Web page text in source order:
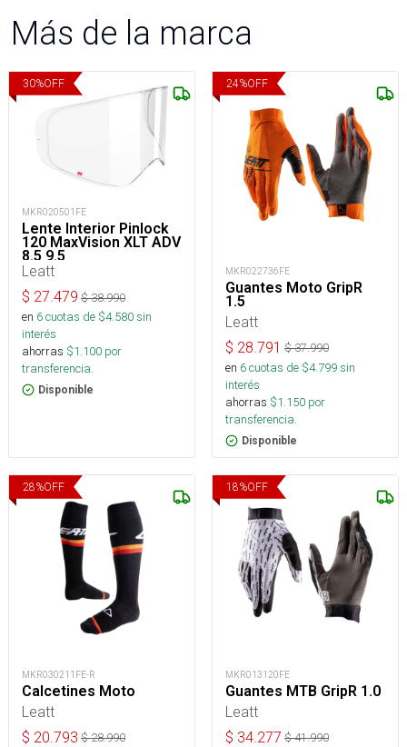
Más de la marca
30%OFF
MKR020501FE
Lente Interior Pinlock
120 MaxVision XLT ADV
8.5 9.5
Leatt
$ 27.479 $38.990
en 6cuotas de $4.580sin
interés
ahorras $1.100 por
transferencia.
Disponible
24%OFF
MKR022736FE
Guantes Moto GripR
1.5
Leatt
$ 28.791 $37.990
en 6cuotas de $4.799sin
interés
ahorras $1.150 por
transferencia.
Disponible
28%OFF
MKR030211FE-R
Calcetines Moto
Leatt
$ 20.793 $28.990
18%OFF
MKR013120FE
Guantes MTB GripR 1.0
Leatt
$ 34.277 $41.990